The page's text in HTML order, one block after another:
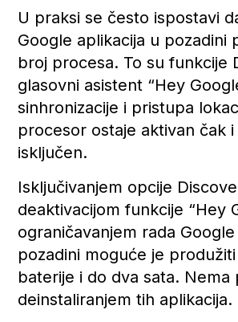
U praksi se često ispostavi
Google aplikacija u pozadini
broj procesa. To su funkcije
glasovni asistent “Hey
sinhronizacije i pristupa
procesor ostaje aktivan čak
isključen.
Isključivanjem opcije
deaktivacijom funkcije “Hey
ograničavanjem rada
pozadini moguće je
baterije i do dva sata. Nema
deinstaliranjem tih aplikacija.